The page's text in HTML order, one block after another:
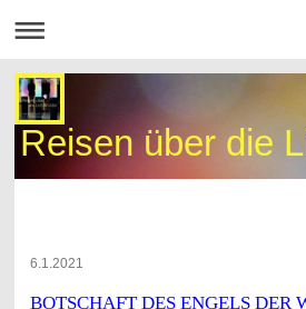
Reisen über die
6.1.2021
BOTSCHAFT DES ENGELS DER